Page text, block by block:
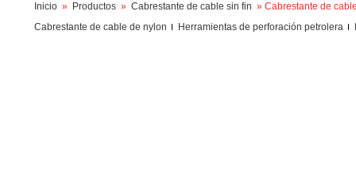
Inicio » Productos » Cabrestante de cable sin fin » Cabrestante de
Cabrestante de cable de nylon
Herramientas de perforación petrolera